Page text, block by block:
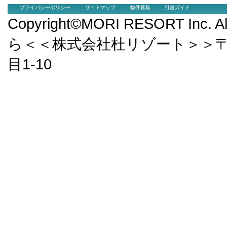
プライバシーポリシー サイトマップ 物件募集 引越ガイド
Copyright©MORI RESORT Inc.
ら＜＜株式会社杜リゾート＞＞
目1-10